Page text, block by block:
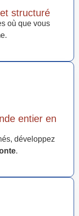
structuré
où que vous
entier en
développez
.